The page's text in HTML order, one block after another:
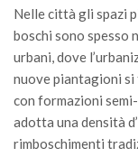
@SISEF Tweets
SISEF
Redazione
Nelle città gli spazi
boschi sono spesso
urbani, dove
nuove piantagioni
con formazioni
adotta una densità
rimboschimenti